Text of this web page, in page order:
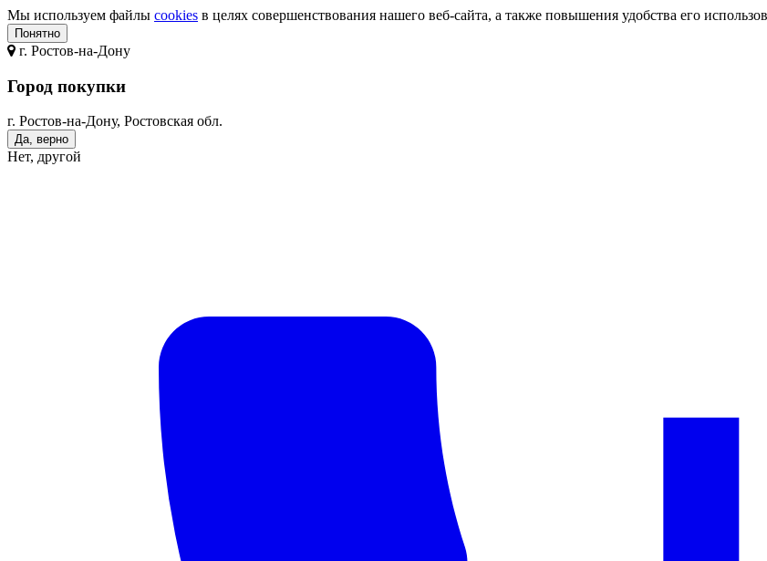
Мы используем файлы cookies в целях совершенствования нашего веб-сайта, а также повышения удобства его
Понятно
г. Ростов-на-Дону
Город покупки
г. Ростов-на-Дону, Ростовская обл.
Да, верно
Нет, другой